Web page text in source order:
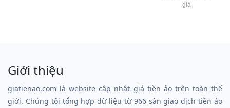
giá
Giới thiệu
giatienao.com là website cập nhật giá tiền ảo trên toàn thế
giới. Chúng tôi tổng hợp dữ liệu từ 966 sàn giao dịch tiền ảo